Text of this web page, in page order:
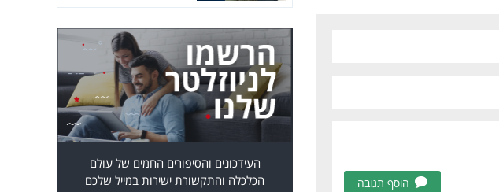
הוסף תגובה
העידכונים והסיפורים החמים של עולם
הכלכלה והתקשורת ישירות במייל שלכם